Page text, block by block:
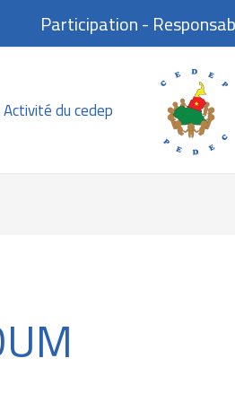
Participation -
Activité du cedep